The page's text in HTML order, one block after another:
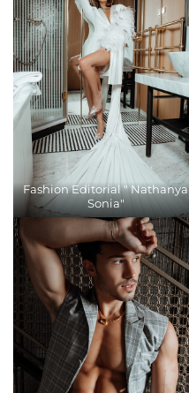
Fashion Editorial " Nathanya
Sonia"